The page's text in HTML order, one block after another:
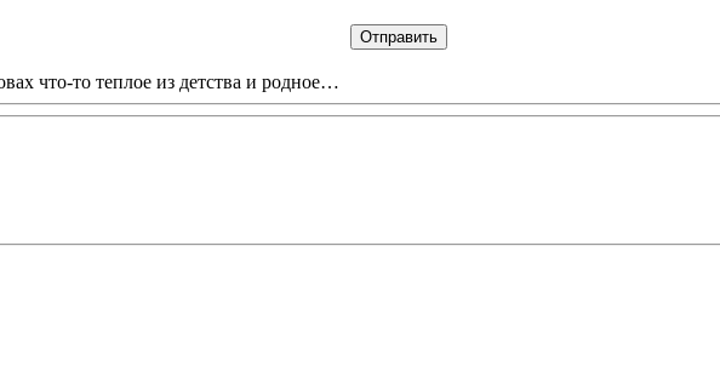
что-то теплое из детства и родное…